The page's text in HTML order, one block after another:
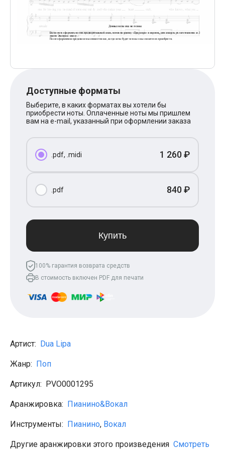
XOLIDAYBOY
Ваня Дмитриенко
Анна Герман
Полина Гагарина
HammAli
Billie Eilish
Макс Корж
Алена Швец
Руки Вверх
Мария Чайковская
Клава Кока
Владимир Пресняков
Мари Краймбрери
Лариса Долина
Король и шут
ДДТ
Сплин
Агата Кристи
Чиж
KSB
Доступные форматы
Выберите, в каких форматах вы хотели бы
приобрести ноты. Оплаченные ноты мы пришлем
вам на e-mail, указанный при оформлении заказа
.pdf, .midi 1 260 ₽
.pdf 840 ₽
Купить
100% гарантия возврата средств
В стоимость включен PDF для печати
Артист: Dua Lipa
Жанр: Поп
Артикул: PVO0001295
Аранжировка: Пианино&Вокал
Инструменты: Пианино, Вокал
Другие аранжировки этого произведения Смотреть